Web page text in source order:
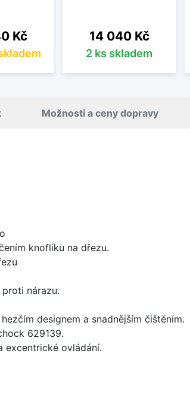
Kč Cena
14 040 Kč
2 ks skladem
Možnosti a ceny dopravy
knoflíku na dřezu.
nárazu.
designem a snadnějším čištěním.
629139.
ovládání.